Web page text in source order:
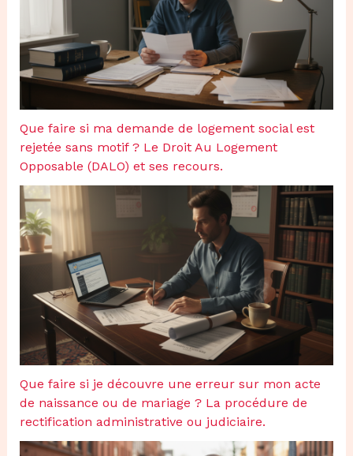
Que faire si ma demande de logement social est
rejetée sans motif ? Le Droit Au Logement
Opposable (DALO) et ses recours.
Que faire si je découvre une erreur sur mon acte
de naissance ou de mariage ? La procédure de
rectification administrative ou judiciaire.